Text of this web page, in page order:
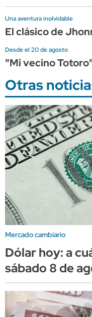
Una aventura inolvidable
El clásico de
Desde el 20 de agosto
"Mi vecino
Otras
Mercado cambiario
Dólar hoy: a
sábado 8 de